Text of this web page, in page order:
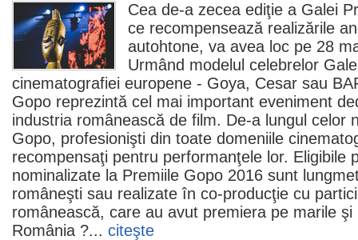
Cea de-a zecea ediţie a Galei
ce recompensează realizările
autohtone, va avea loc pe 28
Urmând modelul celebrelor
cinematografiei europene - Goya, Cesar sau
Gopo reprezintă cel mai important eveniment
industria românească de film. De-a lungul celor
Gopo, profesionişti din toate domeniile
recompensaţi pentru performanţele lor. Eligibile
nominalizate la Premiile Gopo 2016 sunt
româneşti sau realizate în co-producţie cu
românească, care au avut premiera pe marile şi
România ?... citeşte